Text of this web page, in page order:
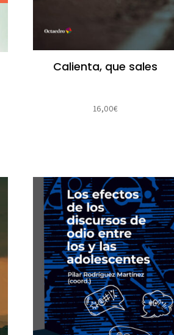
Calienta, que sales
16,00€